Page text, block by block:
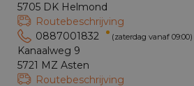
5705 DK Helmond
Routebeschrijving
0887001832
(zaterdag vanaf 09:00)
Kanaalweg 9
5721 MZ Asten
Routebeschrijving